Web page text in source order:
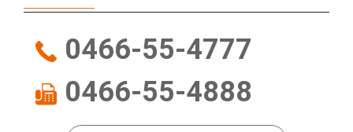
0466-55-4777
0466-55-4888